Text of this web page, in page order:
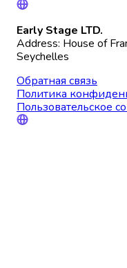
Early Stage LTD.
Address: House of
Seychelles
Обратная связь
Политика
Пользовательское